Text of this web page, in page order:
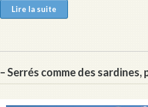
Lire la suite
– Serrés comme des sardines,